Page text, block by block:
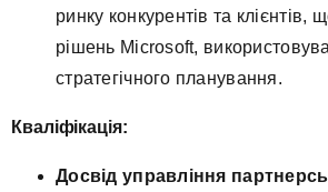
ринку конкурентів та клієнтів,
рішень Microsoft,
стратегічного планування.
Кваліфікація:
Досвід управління